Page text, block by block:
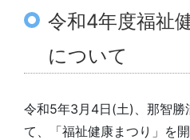
令和4年度福祉
について
令和5年3月4日(土)、那智勝
て、「福祉健康まつり」を開